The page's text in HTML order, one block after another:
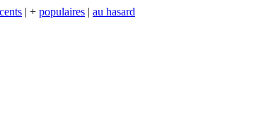
| + populaires | au hasard